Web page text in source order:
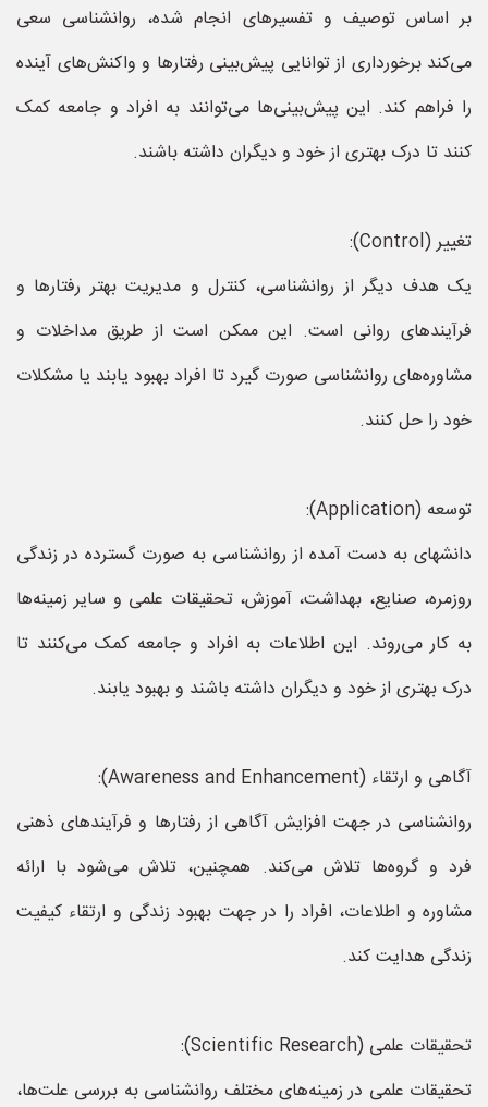
بر اساس توصیف و تفسیرهای انجام شده، روانشناسی سعی
می‌کند برخورداری از توانایی پیش‌بینی رفتارها و واکنش‌های آینده
را فراهم کند. این پیش‌بینی‌ها می‌توانند به افراد و جامعه کمک
کنند تا درک بهتری از خود و دیگران داشته باشند.
تغییر (Control):
یک هدف دیگر از روانشناسی، کنترل و مدیریت بهتر رفتارها و
فرآیندهای روانی است. این ممکن است از طریق مداخلات و
مشاوره‌های روانشناسی صورت گیرد تا افراد بهبود یابند یا مشکلات
خود را حل کنند.
توسعه (Application):
دانشهای به دست آمده از روانشناسی به صورت گسترده در زندگی
روزمره، صنایع، بهداشت، آموزش، تحقیقات علمی و سایر زمینه‌ها
به کار می‌روند. این اطلاعات به افراد و جامعه کمک می‌کنند تا
درک بهتری از خود و دیگران داشته باشند و بهبود یابند.
آگاهی و ارتقاء (Awareness and Enhancement):
روانشناسی در جهت افزایش آگاهی از رفتارها و فرآیندهای ذهنی
فرد و گروه‌ها تلاش می‌کند. همچنین، تلاش می‌شود با ارائه
مشاوره و اطلاعات، افراد را در جهت بهبود زندگی و ارتقاء کیفیت
زندگی هدایت کند.
تحقیقات علمی (Scientific Research):
تحقیقات علمی در زمینه‌های مختلف روانشناسی به بررسی علت‌ها،